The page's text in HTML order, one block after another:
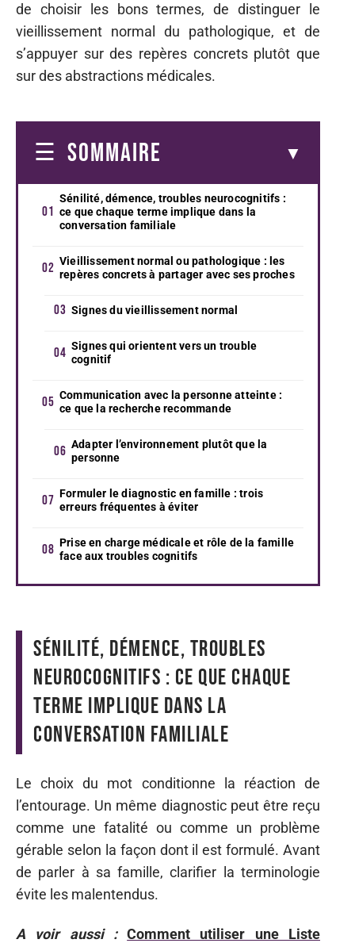
de choisir les bons termes, de distinguer le
vieillissement normal du pathologique, et de
s’appuyer sur des repères concrets plutôt que
sur des abstractions médicales.
SOMMAIRE
Sénilité, démence, troubles neurocognitifs :
ce que chaque terme implique dans la
conversation familiale
Vieillissement normal ou pathologique : les
repères concrets à partager avec ses proches
Signes du vieillissement normal
Signes qui orientent vers un trouble
cognitif
Communication avec la personne atteinte :
ce que la recherche recommande
Adapter l’environnement plutôt que la
personne
Formuler le diagnostic en famille : trois
erreurs fréquentes à éviter
Prise en charge médicale et rôle de la famille
face aux troubles cognitifs
Sénilité, démence, troubles
neurocognitifs : ce que chaque
terme implique dans la
conversation familiale
Le choix du mot conditionne la réaction de
l’entourage. Un même diagnostic peut être reçu
comme une fatalité ou comme un problème
gérable selon la façon dont il est formulé. Avant
de parler à sa famille, clarifier la terminologie
évite les malentendus.
A voir aussi : Comment utiliser une Liste